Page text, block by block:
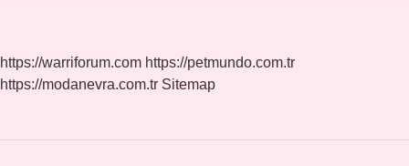
https://warriforum.com https://petmundo.com.tr
https://modanevra.com.tr Sitemap